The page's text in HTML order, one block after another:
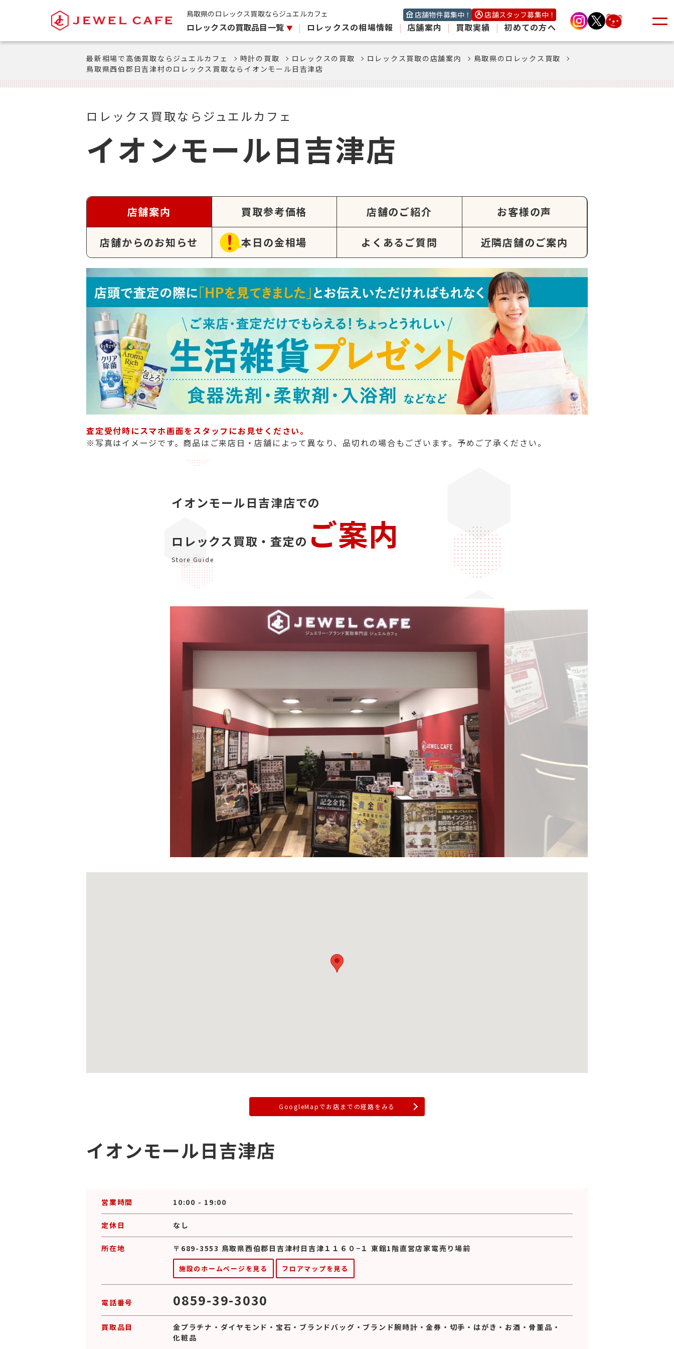
鳥取県のロレックス買取ならジュエルカフェ 店舗物件募集中！ 店舗スタッフ募集中！
ロレックスの買取品目一覧 | ロレックスの相場情報 | 店舗案内 | 買取実績 | 初めての方へ
最新相場で高価買取ならジュエルカフェ 時計の買取 ロレックスの買取 ロレックス買取の店舗案内
鳥取県のロレックス買取
鳥取県西伯郡日吉津村のロレックス買取ならイオンモール日吉津店
ロレックス買取ならジュエルカフェ
イオンモール日吉津店
店舗案内 買取参考価格 店舗のご紹介 お客様の声
店舗からのお知らせ 本日の金相場 よくあるご質問 近隣店舗のご案内
査定受付時にスマホ画面をスタッフにお見せください。
※写真はイメージです。商品はご来店日・店舗によって異なり、品切れの場合もございます。予めご了承ください。
イオンモール日吉津店での
ロレックス買取・査定の ご案内
Store Guide
GoogleMapでお店までの経路をみる
イオンモール日吉津店
営業時間 10:00 - 19:00
定休日 なし
所在地 〒689-3553 鳥取県西伯郡日吉津村日吉津１１６０−１ 東館1階直営店家電売り場前
施設のホームページを見る フロアマップを見る
電話番号 0859-39-3030
買取品目 金プラチナ ・ ダイヤモンド ・ 宝石 ・ ブランドバッグ ・ ブランド腕時計 ・金券 ・ 切手 ・ はがき ・ お酒 ・ 骨董品 ・
化粧品